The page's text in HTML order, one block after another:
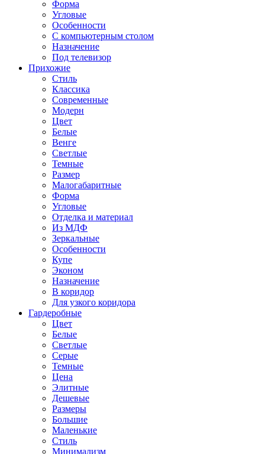
Форма
Угловые
Особенности
С компьютерным столом
Назначение
Под телевизор
Прихожие
Стиль
Классика
Современные
Модерн
Цвет
Белые
Венге
Светлые
Темные
Размер
Малогабаритные
Форма
Угловые
Отделка и материал
Из МДФ
Зеркальные
Особенности
Купе
Эконом
Назначение
В коридор
Для узкого коридора
Гардеробные
Цвет
Белые
Светлые
Серые
Темные
Цена
Элитные
Дешевые
Размеры
Большие
Маленькие
Стиль
Минимализм